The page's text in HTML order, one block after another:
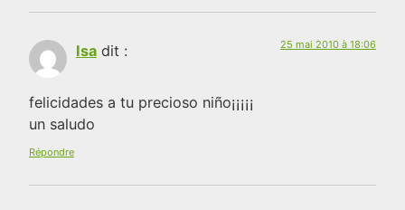
Isa dit : 25 mai 2010 à 18:06
felicidades a tu precioso niño¡¡¡¡¡
un saludo
Répondre